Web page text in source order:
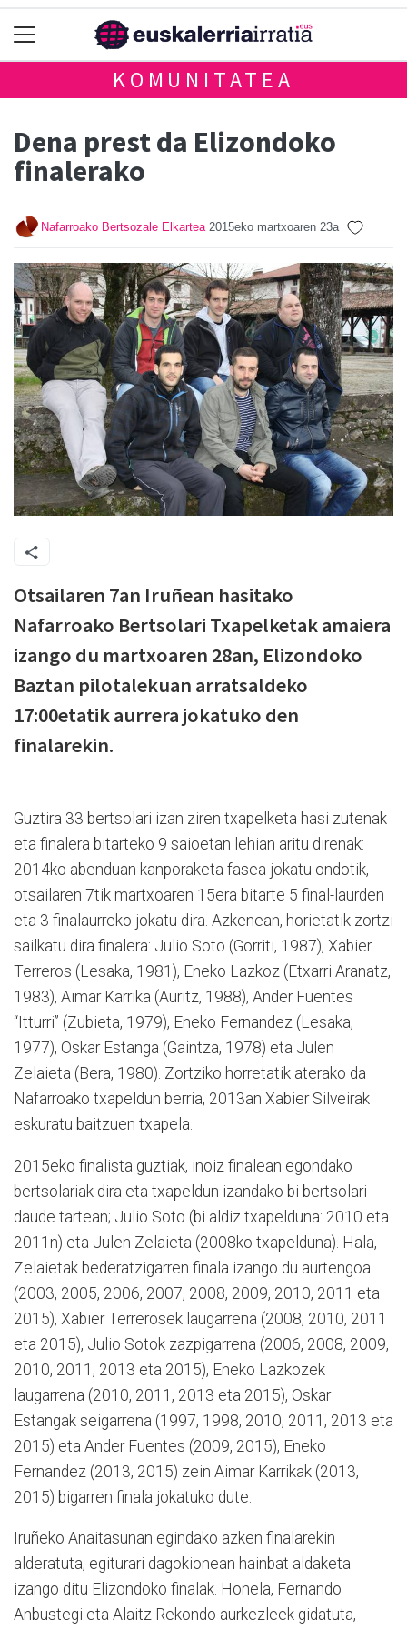
KOMUNITATEA
Dena prest da Elizondoko
finalerako
Nafarroako Bertsozale Elkartea 2015eko martxoaren 23a
Otsailaren 7an Iruñean hasitako
Nafarroako Bertsolari Txapelketak amaiera
izango du martxoaren 28an, Elizondoko
Baztan pilotalekuan arratsaldeko
17:00etatik aurrera jokatuko den
finalarekin.
Guztira 33 bertsolari izan ziren txapelketa hasi zutenak
eta finalera bitarteko 9 saioetan lehian aritu direnak:
2014ko abenduan kanporaketa fasea jokatu ondotik,
otsailaren 7tik martxoaren 15era bitarte 5 final-laurden
eta 3 finalaurreko jokatu dira. Azkenean, horietatik zortzi
sailkatu dira finalera: Julio Soto (Gorriti, 1987), Xabier
Terreros (Lesaka, 1981), Eneko Lazkoz (Etxarri Aranatz,
1983), Aimar Karrika (Auritz, 1988), Ander Fuentes
“Itturri” (Zubieta, 1979), Eneko Fernandez (Lesaka,
1977), Oskar Estanga (Gaintza, 1978) eta Julen
Zelaieta (Bera, 1980). Zortziko horretatik aterako da
Nafarroako txapeldun berria, 2013an Xabier Silveirak
eskuratu baitzuen txapela.
2015eko finalista guztiak, inoiz finalean egondako
bertsolariak dira eta txapeldun izandako bi bertsolari
daude tartean; Julio Soto (bi aldiz txapelduna: 2010 eta
2011n) eta Julen Zelaieta (2008ko txapelduna). Hala,
Zelaietak bederatzigarren finala izango du aurtengoa
(2003, 2005, 2006, 2007, 2008, 2009, 2010, 2011 eta
2015), Xabier Terrerosek laugarrena (2008, 2010, 2011
eta 2015), Julio Sotok zazpigarrena (2006, 2008, 2009,
2010, 2011, 2013 eta 2015), Eneko Lazkozek
laugarrena (2010, 2011, 2013 eta 2015), Oskar
Estangak seigarrena (1997, 1998, 2010, 2011, 2013 eta
2015) eta Ander Fuentes (2009, 2015), Eneko
Fernandez (2013, 2015) zein Aimar Karrikak (2013,
2015) bigarren finala jokatuko dute.
Iruñeko Anaitasunan egindako azken finalarekin
alderatuta, egiturari dagokionean hainbat aldaketa
izango ditu Elizondoko finalak. Honela, Fernando
Anbustegi eta Alaitz Rekondo aurkezleek gidatuta,